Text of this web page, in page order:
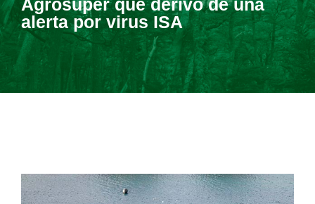
Agrosuper que derivó de una
alerta por virus ISA